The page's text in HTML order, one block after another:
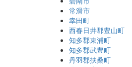
常滑市
幸田町
西春日井郡豊山町
知多郡東浦町
知多郡武豊町
丹羽郡扶桑町